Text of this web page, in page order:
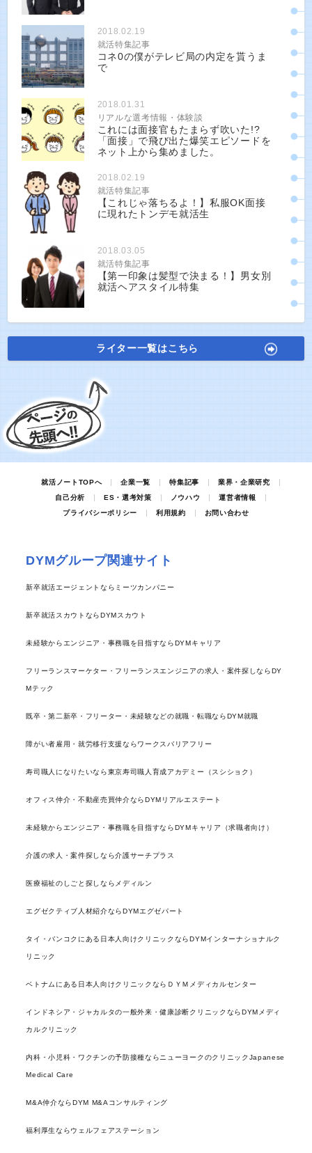
2018.02.19
就活特集記事
コネ0の僕がテレビ局の内定を貰うま
で
2018.01.31
リアルな選考情報・体験談
これには面接官もたまらず吹いた!?
「面接」で飛び出た爆笑エピソードを
ネット上から集めました。
2018.02.19
就活特集記事
【これじゃ落ちるよ！】私服OK面接
に現れたトンデモ就活生
2018.03.05
就活特集記事
【第一印象は髪型で決まる！】男女別
就活ヘアスタイル特集
ライター一覧はこちら
就活ノートTOPへ 企業一覧 特集記事
業界・企業研究
自己分析
ES・選考対策 ノウハウ
運営者情報
プライバシーポリシー
利用規約 お問い合わせ
DYMグループ関連サイト
新卒就活エージェントならミーツカンパニー
新卒就活スカウトならDYMスカウト
未経験からエンジニア・事務職を目指すならDYMキャリア
フリーランスマーケター・フリーランスエンジニアの求人・案件探しならDY
Mテック
既卒・第二新卒・フリーター・未経験などの就職・転職ならDYM就職
障がい者雇用・就労移行支援ならワークスバリアフリー
寿司職人になりたいなら東京寿司職人育成アカデミー（スシショク）
オフィス仲介・不動産売買仲介ならDYMリアルエステート
未経験からエンジニア・事務職を目指すならDYMキャリア（求職者向け）
介護の求人・案件探しなら介護サーチプラス
医療福祉のしごと探しならメディルン
エグゼクティブ人材紹介ならDYMエグゼパート
タイ・バンコクにある日本人向けクリニックならDYMインターナショナルク
リニック
ベトナムにある日本人向けクリニックならＤＹＭメディカルセンター
インドネシア・ジャカルタの一般外来・健康診断クリニックならDYMメディ
カルクリニック
内科・小児科・ワクチンの予防接種ならニューヨークのクリニックJapanese
Medical Care
M&A仲介ならDYM M&Aコンサルティング
福利厚生ならウェルフェアステーション